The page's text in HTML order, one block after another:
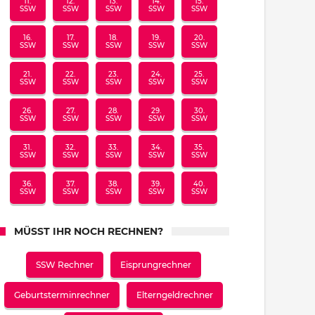
SSW
SSW
SSW
SSW
SSW
16.
SSW
17.
SSW
18.
SSW
19.
SSW
20.
SSW
21.
SSW
22.
SSW
23.
SSW
24.
SSW
25.
SSW
26.
SSW
27.
SSW
28.
SSW
29.
SSW
30.
SSW
31.
SSW
32.
SSW
33.
SSW
34.
SSW
35.
SSW
36.
SSW
37.
SSW
38.
SSW
39.
SSW
40.
SSW
MÜSST IHR NOCH RECHNEN?
SSW Rechner Eisprungrechner
Geburtsterminrechner Elterngeldrechner